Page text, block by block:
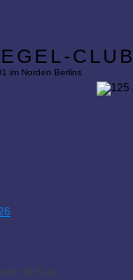
im Norden Berlins
mit Kran